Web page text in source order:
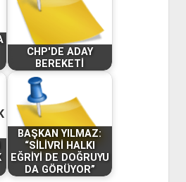
CHP'DE ADAY
BEREKETİ
BAŞKAN YILMAZ:
“SİLİVRİ HALKI
EĞRİYİ DE DOĞRUYU
DA GÖRÜYOR”